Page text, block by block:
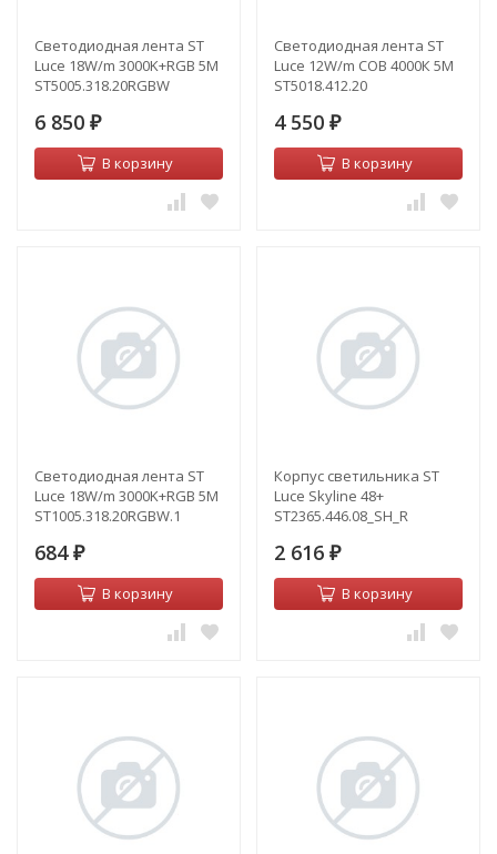
Светодиодная лента ST
Luce 18W/m 3000K+RGB 5M
ST5005.318.20RGBW
6 850 ₽
В корзину
Светодиодная лента ST
Luce 12W/m COB 4000К 5M
ST5018.412.20
4 550 ₽
В корзину
Светодиодная лента ST
Luce 18W/m 3000K+RGB 5M
ST1005.318.20RGBW.1
684 ₽
В корзину
Корпус светильника ST
Luce Skyline 48+
ST2365.446.08_SH_R
2 616 ₽
В корзину